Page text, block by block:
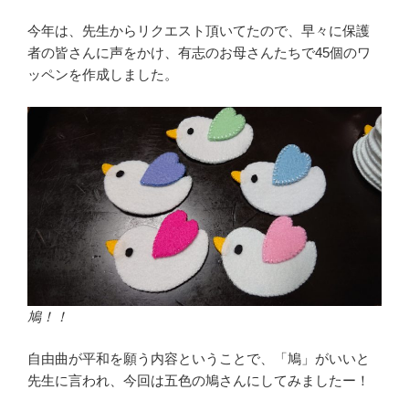
今年は、先生からリクエスト頂いてたので、早々に保護
者の皆さんに声をかけ、有志のお母さんたちで45個のワ
ッペンを作成しました。
鳩！！
自由曲が平和を願う内容ということで、「鳩」がいいと
先生に言われ、今回は五色の鳩さんにしてみましたー！